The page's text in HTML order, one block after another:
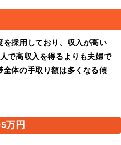
を採用しており、収入が高い
で高収入を得るよりも夫婦で
体の手取り額は多くなる傾
万円